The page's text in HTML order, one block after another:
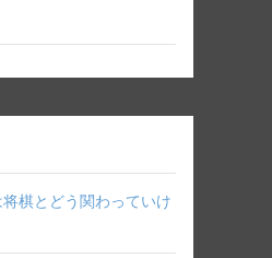
棋とどう関わっていけ